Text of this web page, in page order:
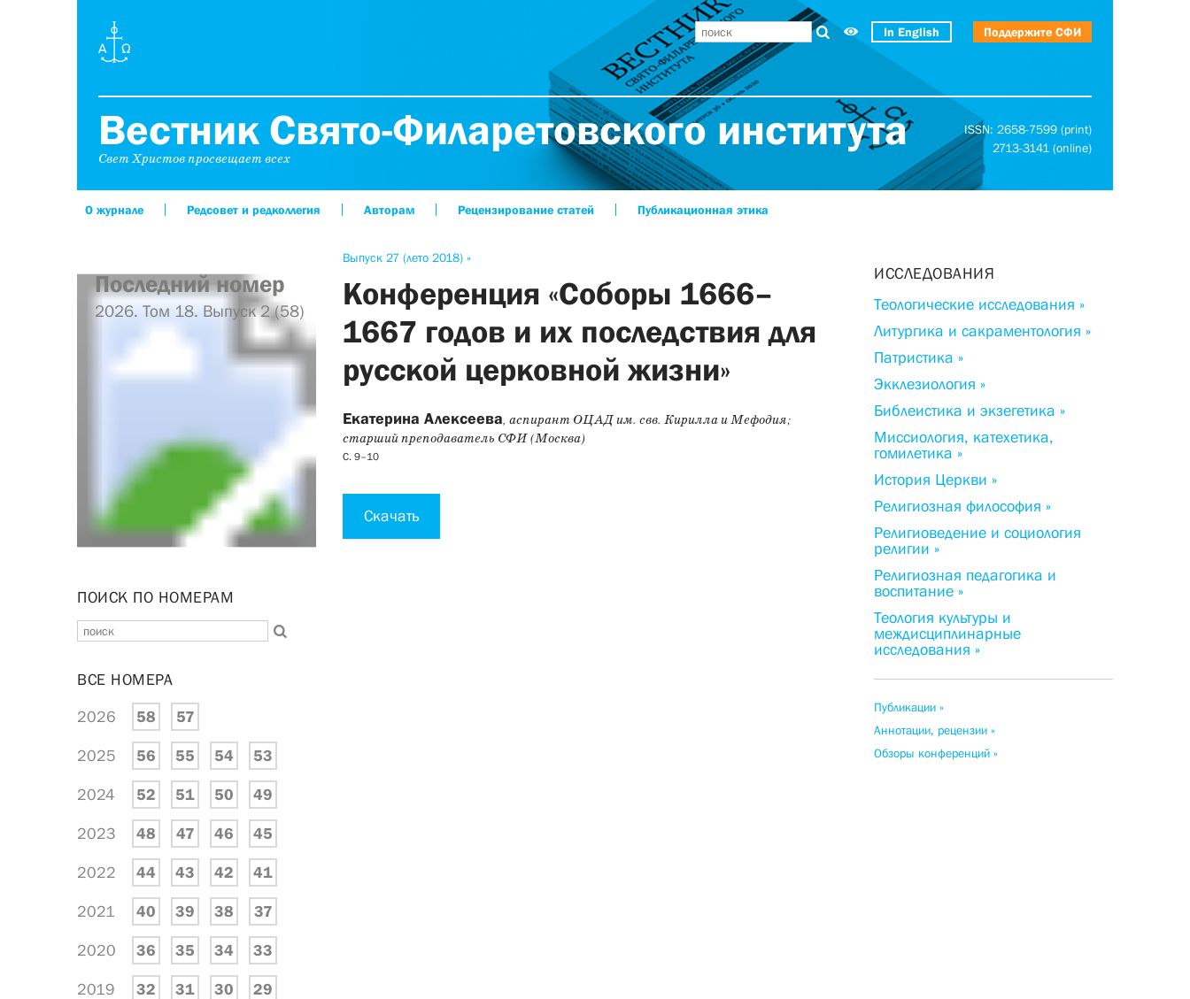
In English Поддержите СФИ
Вестник Свято-Филаретовского института
Свет Христов просвещает всех
ISSN: 2658-7599 (print)
2713-3141 (online)
О журнале Редсовет и редколлегия Авторам Рецензирование статей Публикационная этика
Выпуск 27 (лето 2018) »
Конференция «Соборы 1666–
1667 годов и их последствия для
русской церковной жизни»
Екатерина Алексеева, аспирант ОЦАД им. свв. Кирилла и Мефодия;
старший преподаватель СФИ (Москва)
С. 9–10
Скачать
Последний номер
2026. Том 18. Выпуск 2 (58)
ПОИСК ПО НОМЕРАМ
ВСЕ НОМЕРА
2026 58 57
2025 56 55 54 53
2024 52 51 50 49
2023 48 47 46 45
2022 44 43 42 41
2021 40 39 38 37
2020 36 35 34 33
2019 32 31 30 29
ИССЛЕДОВАНИЯ
Теологические исследования »
Литургика и сакраментология »
Патристика »
Экклезиология »
Библеистика и экзегетика »
Миссиология, катехетика,
гомилетика »
История Церкви »
Религиозная философия »
Религиоведение и социология
религии »
Религиозная педагогика и
воспитание »
Теология культуры и
междисциплинарные
исследования »
Публикации »
Аннотации, рецензии »
Обзоры конференций »